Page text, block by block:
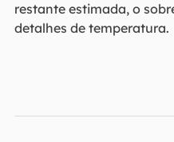
restante estimada, o
detalhes de temperatura.